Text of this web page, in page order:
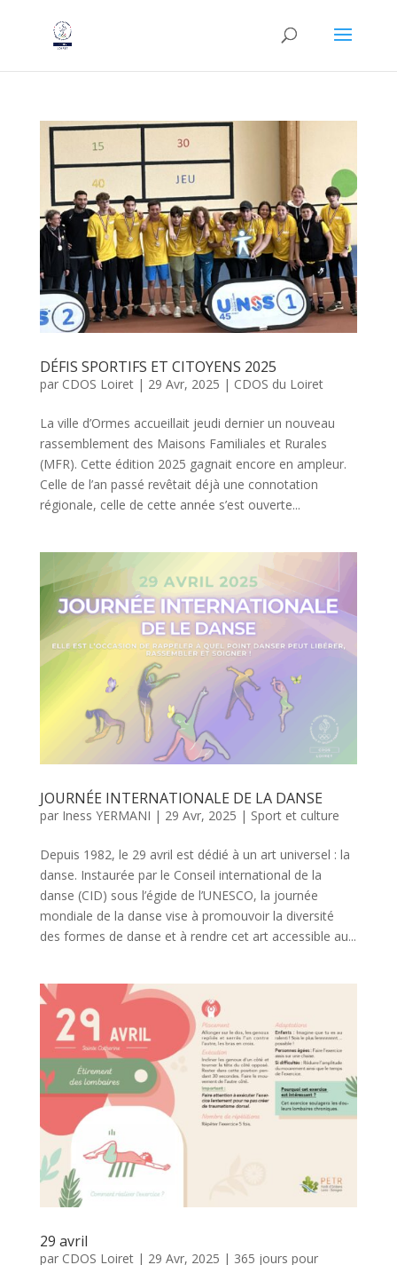
DÉFIS SPORTIFS ET CITOYENS 2025
par CDOS Loiret| 29 Avr, 2025 | CDOS du Loiret
La ville d’Ormes accueillait jeudi dernier un nouveau
rassemblement des Maisons Familiales et Rurales
(MFR). Cette édition 2025 gagnait encore en ampleur.
Celle de l’an passé revêtait déjà une connotation
régionale, celle de cette année s’est ouverte...
JOURNÉE INTERNATIONALE DE LA DANSE
par Iness YERMANI | 29 Avr, 2025 | Sport et culture
Depuis 1982, le 29 avril est dédié à un art universel : la
danse. Instaurée par le Conseil international de la
danse (CID) sous l’égide de l’UNESCO, la journée
mondiale de la danse vise à promouvoir la diversité
des formes de danse et à rendre cet art accessible au...
29 avril
par CDOS Loiret| 29 Avr, 2025 | 365 jours pour